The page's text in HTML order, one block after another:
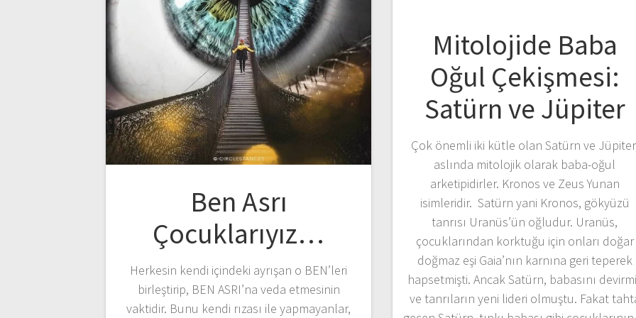
Mitolojide Baba
Oğul Çekişmesi:
Satürn ve Jüpiter
Çok önemli iki kütle olan Satürn ve
aslında mitolojik olarak baba-oğul
arketipidirler. Kronos ve Zeus Yunan
isimleridir. Satürn yani Kronos, gökyüzü
tanrısı Uranüs’ün oğludur. Uranüs,
çocuklarından korktuğu için onları doğar
doğmaz eşi Gaia’nın karnına geri teperek
hapsetmişti. Ancak Satürn, babasını
ve tanrıların yeni lideri olmuştu. Fakat
Ben Asrı
Çocuklarıyız…
Herkesin kendi içindeki ayrışan o BEN’leri
birleştirip, BEN ASRI’na veda etmesinin
vaktidir. Bunu kendi rızası ile yapmayanlar,